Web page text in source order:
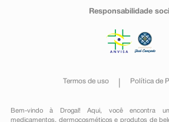
Responsabilidade
Termos de uso Política de
Bem-vindo à Drogal! Aqui, você encontra
medicamentos , dermocosméticos e produtos de